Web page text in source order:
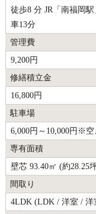
徒歩8 分 JR「南福岡
車13分
管理費
9,200円
修繕積立金
16,800円
駐車場
6,000円～10,000円※
専有面積
壁芯 93.40㎡ (約28.25
間取り
4LDK (LDK / 洋室 / 洋